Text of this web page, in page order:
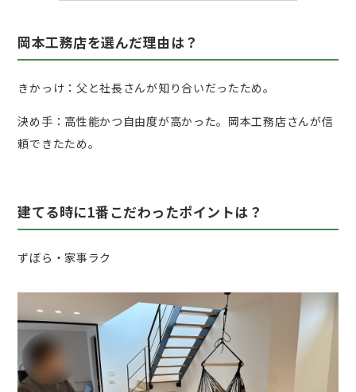
岡本工務店を選んだ理由は？
きかっけ：父と社長さんが知り合いだったため。
決め手：高性能かつ自由度が高かった。岡本工務店さんが信
頼できたため。
建てる時に1番こだわったポイントは？
ずぼら・家事ラク